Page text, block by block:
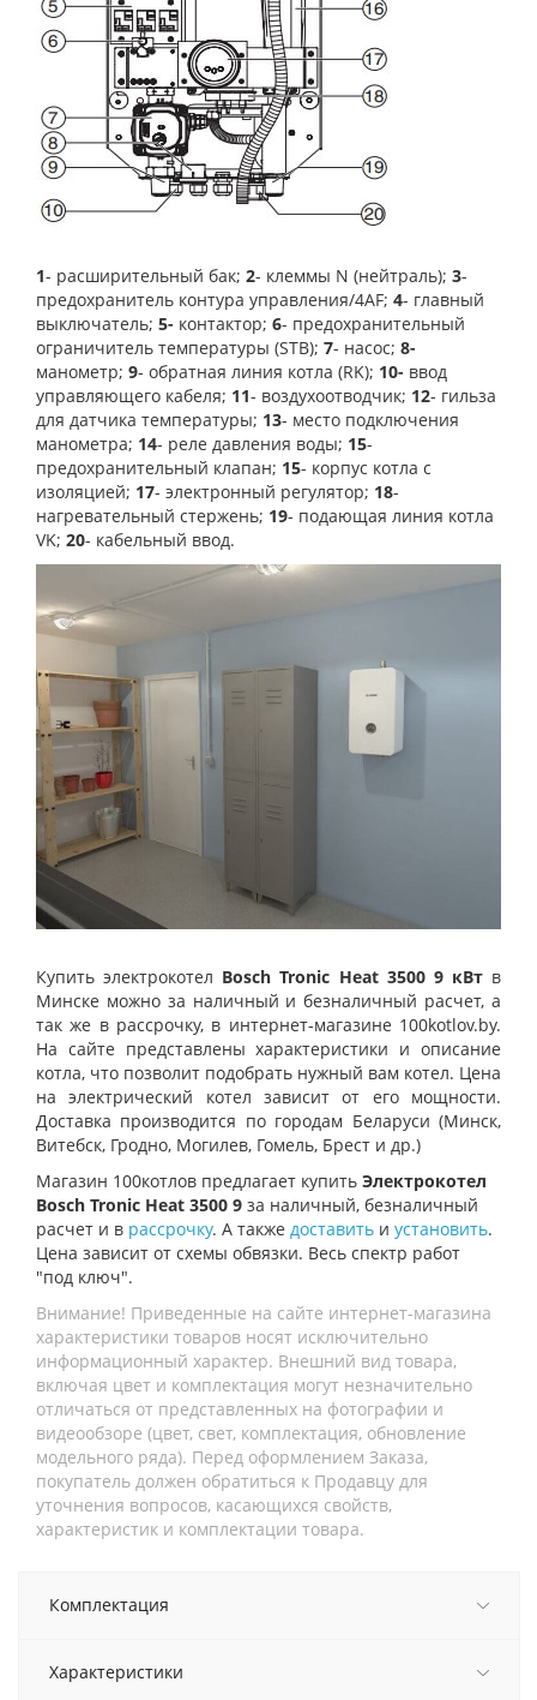
1- расширительный бак; 2- клеммы N (нейтраль); 3-
предохранитель контура управления/4AF; 4- главный
выключатель; 5- контактор; 6- предохранительный
ограничитель температуры (STB); 7- насос; 8-
манометр; 9- обратная линия котла (RK); 10- ввод
управляющего кабеля; 11- воздухоотводчик; 12- гильза
для датчика температуры; 13- место подключения
манометра; 14- реле давления воды; 15-
предохранительный клапан; 15- корпус котла с
изоляцией; 17- электронный регулятор; 18-
нагревательный стержень; 19- подающая линия котла
VK; 20- кабельный ввод.
Купить электрокотел Bosch Tronic Heat 3500 9 кВтв
Минске можно за наличный и безналичный расчет, а
так же в рассрочку, в интернет-магазине 100kotlov.by.
На сайте представлены характеристики и описание
котла, что позволит подобрать нужный вам котел. Цена
на электрический котел зависит от его мощности.
Доставка производится по городам Беларуси (Минск,
Витебск, Гродно, Могилев, Гомель, Брест и др.)
Магазин 100котлов предлагает купить Электрокотел
Bosch Tronic Heat 3500 9 за наличный, безналичный
расчет и в рассрочку. А также доставить и установить.
Цена зависит от схемы обвязки. Весь спектр работ
"под ключ".
Внимание! Приведенные на сайте интернет-магазина
характеристики товаров носят исключительно
информационный характер. Внешний вид товара,
включая цвет и комплектация могут незначительно
отличаться от представленных на фотографии и
видеообзоре (цвет, свет, комплектация, обновление
модельного ряда). Перед оформлением Заказа,
покупатель должен обратиться к Продавцу для
уточнения вопросов, касающихся свойств,
характеристик и комплектации товара.
Комплектация
Характеристики